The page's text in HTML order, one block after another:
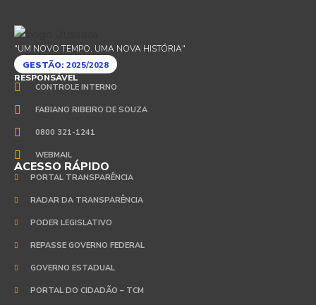
"UM NOVO TEMPO, UMA NOVA HISTÓRIA"
GESTÃO:2025/2028
RESPONSÁVEL
CONTROLE INTERNO
FABIANO RIBEIRO DE SOUZA
0800 321-1241
WEBMAIL
ACESSO RÁPIDO
PORTAL TRANSPARÊNCIA
RADAR DA TRANSPARÊNCIA
PODER LEGISLATIVO
REPASSE GOVERNO FEDERAL
GOVERNO ESTADUAL
PORTAL DO CIDADÃO – TCM